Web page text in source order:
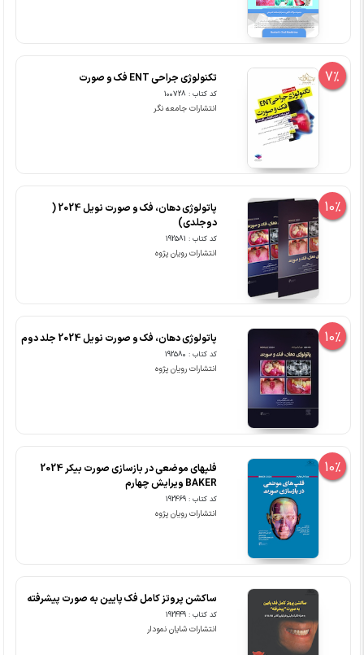
7% تکنولوژی جراحی ENT فک و صورت
کد کتاب : 100728
انتشارات جامعه نگر
10%
پاتولوژی دهان، فک و صورت نویل 2024 (
دوجلدی)
کد کتاب : 192581
انتشارات رویان پژوه
10% پاتولوژی دهان، فک و صورت نویل 2024 جلد دوم
کد کتاب : 192580
انتشارات رویان پژوه
10%
فلپ‎‎های موضعی در بازسازی صورت بیکر 2024
BAKER ویرایش چهارم
کد کتاب : 192469
انتشارات رویان پژوه
ساکشن پروتز کامل فک پایین به صورت پیشرفته
کد کتاب : 192449
انتشارات شایان نمودار